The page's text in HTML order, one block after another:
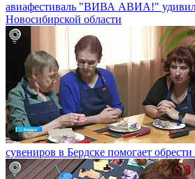
авиафестиваль "ВИВА АВИА!" удивил
Новосибирской области
сувениров в Бердске помогает